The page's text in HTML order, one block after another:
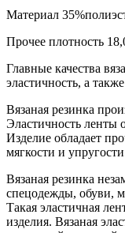
Материал
Прочее плотность
Главные качества
эластичность, а
Вязаная резинка
Эластичность ленты
Изделие обладает
мягкости и
Вязаная резинка
спецодежды, обуви,
Такая эластичная
изделия. Вязаная